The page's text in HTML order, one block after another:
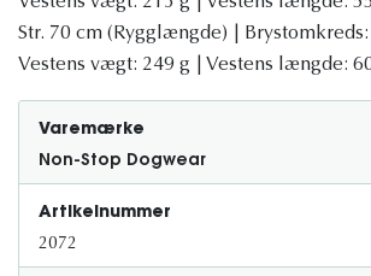
Str. 70 cm (Rygglængde) | Brystomkreds:
Vestens vægt: 249 g | Vestens længde:
Varemærke
Non-Stop Dogwear
Artikelnummer
2072